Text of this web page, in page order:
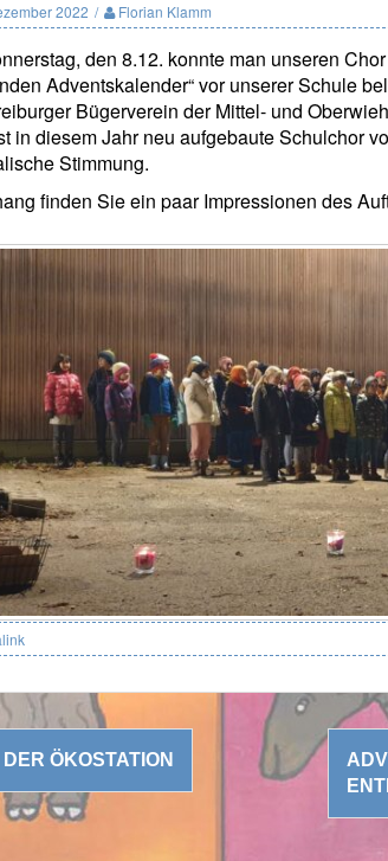
2022 Florian Klamm
den 8.12. konnte man unseren
Adventskalender“ vor unserer Schule
Bügerverein der Mittel- und
in diesem Jahr neu aufgebaute Schulchor
Stimmung.
finden Sie ein paar Impressionen des
ÖKOSTATION